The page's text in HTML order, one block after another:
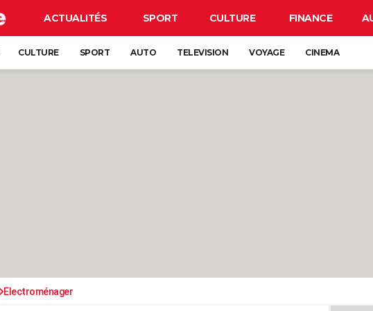
ACTUALITÉS SPORT CULTURE FINANCE
CULTURE SPORT AUTO TELEVISION VOYAGE CINEMA
Electroménager